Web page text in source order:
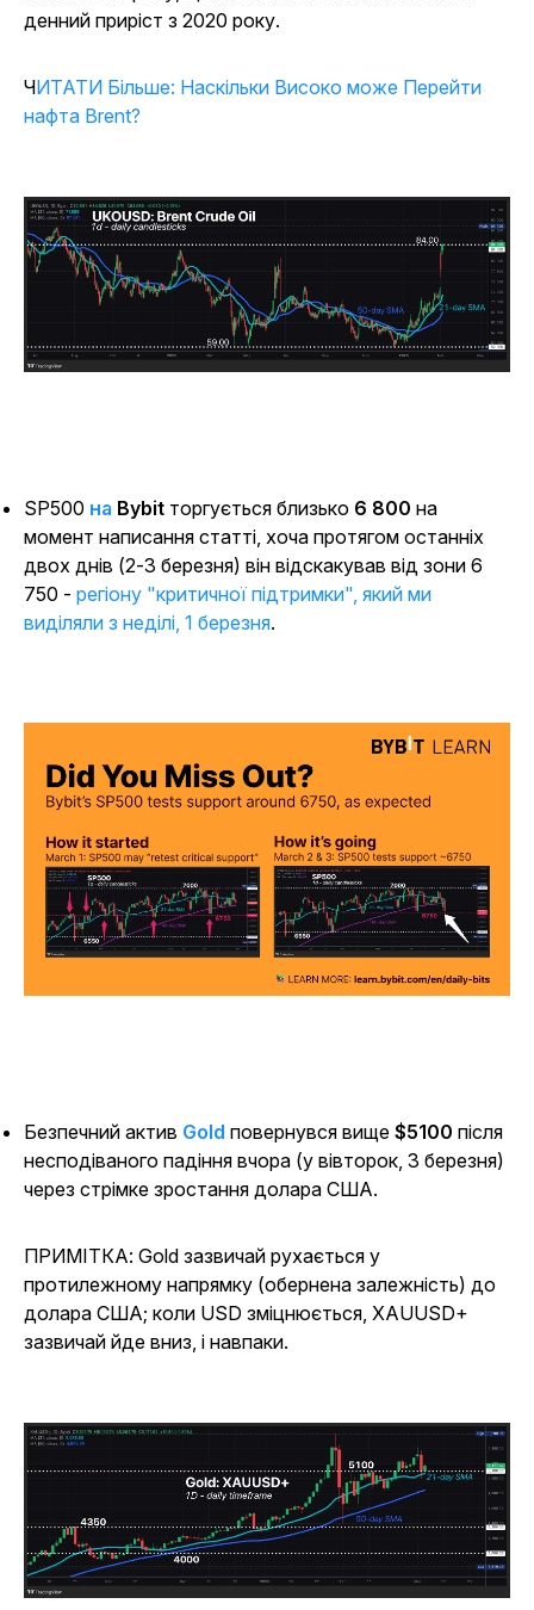
денний приріст з 2020 року.
ЧИТАТИ Більше: Наскільки Високо може Перейти
нафта Brent?
SP500 на Bybit торгується близько 6 800 на
момент написання статті, хоча протягом останніх
двох днів (2-3 березня) він відскакував від зони 6
750 - регіону "критичної підтримки", який ми
виділяли з неділі, 1 березня.
Безпечний актив Gold повернувся вище $5100 після
несподіваного падіння вчора (у вівторок, 3 березня)
через стрімке зростання долара США.
ПРИМІТКА: Gold зазвичай рухається у
протилежному напрямку (обернена залежність) до
долара США; коли USD зміцнюється, XAUUSD+
зазвичай йде вниз, і навпаки.